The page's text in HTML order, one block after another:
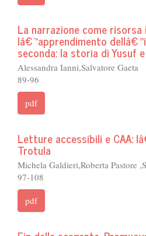
La narrazione come
lâ€™apprendimento
seconda: la storia di Yusuf
Alessandra Ianni,Salvatore Gaeta
89-96
pdf
Letture accessibili e CAA:
Trotula
Michela Galdieri,Roberta Pastore
97-108
pdf